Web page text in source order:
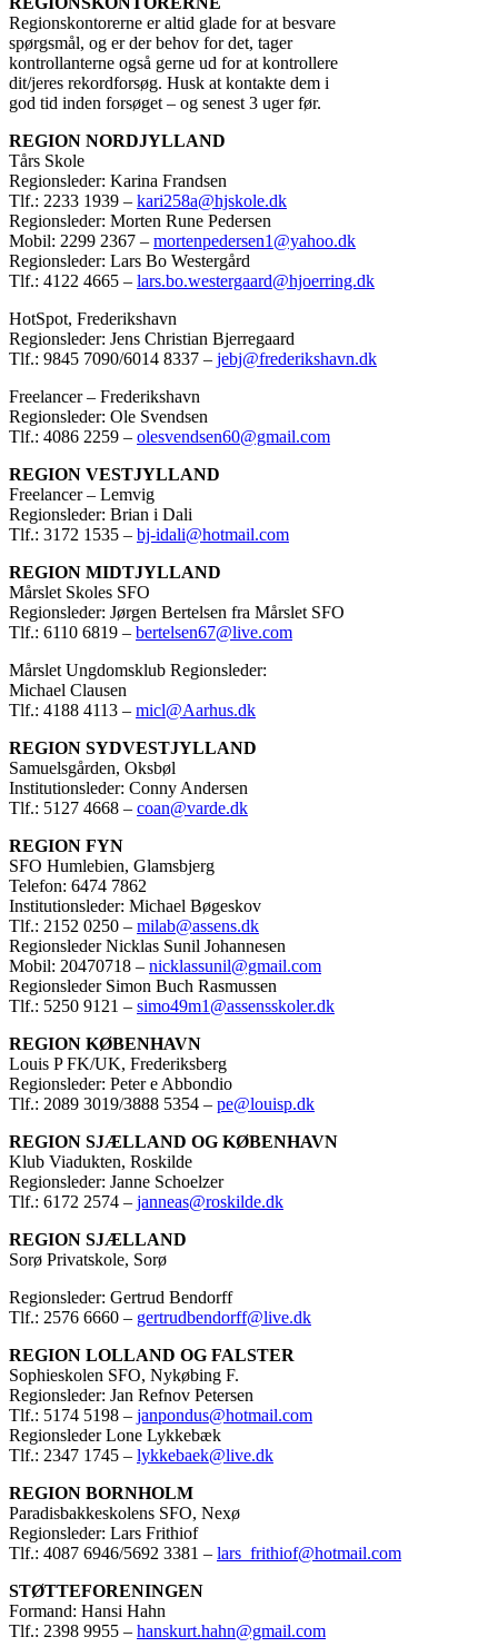
Regionskontorerne er altid glade for at besvare
spørgsmål, og er der behov for det, tager
kontrollanterne også gerne ud for at kontrollere
dit/jeres rekordforsøg. Husk at kontakte dem i
god tid inden forsøget – og senest 3 uger før.
REGION NORDJYLLAND
Tårs Skole
Regionsleder: Karina Frandsen
Tlf.: 2233 1939 – kari258a@hjskole.dk
Regionsleder: Morten Rune Pedersen
Mobil: 2299 2367 – mortenpedersen1@yahoo.dk
Regionsleder: Lars Bo Westergård
Tlf.: 4122 4665 – lars.bo.westergaard@hjoerring.dk
HotSpot, Frederikshavn
Regionsleder: Jens Christian Bjerregaard
Tlf.: 9845 7090/6014 8337 – jebj@frederikshavn.dk
Freelancer – Frederikshavn
Regionsleder: Ole Svendsen
Tlf.: 4086 2259 – olesvendsen60@gmail.com
REGION VESTJYLLAND
Freelancer – Lemvig
Regionsleder: Brian i Dali
Tlf.: 3172 1535 – bj-idali@hotmail.com
REGION MIDTJYLLAND
Mårslet Skoles SFO
Regionsleder: Jørgen Bertelsen fra Mårslet SFO
Tlf.: 6110 6819 – bertelsen67@live.com
Mårslet Ungdomsklub Regionsleder:
Michael Clausen
Tlf.: 4188 4113 – micl@Aarhus.dk
REGION SYDVESTJYLLAND
Samuelsgården, Oksbøl
Institutionsleder: Conny Andersen
Tlf.: 5127 4668 – coan@varde.dk
REGION FYN
SFO Humlebien, Glamsbjerg
Telefon: 6474 7862
Institutionsleder: Michael Bøgeskov
Tlf.: 2152 0250 – milab@assens.dk
Regionsleder Nicklas Sunil Johannesen
Mobil: 20470718 – nicklassunil@gmail.com
Regionsleder Simon Buch Rasmussen
Tlf.: 5250 9121 – simo49m1@assensskoler.dk
REGION KØBENHAVN
Louis P FK/UK, Frederiksberg
Regionsleder: Peter e Abbondio
Tlf.: 2089 3019/3888 5354 – pe@louisp.dk
REGION SJÆLLAND OG KØBENHAVN
Klub Viadukten, Roskilde
Regionsleder: Janne Schoelzer
Tlf.: 6172 2574 – janneas@roskilde.dk
REGION SJÆLLAND
Sorø Privatskole, Sorø
Regionsleder: Gertrud Bendorff
Tlf.: 2576 6660 – gertrudbendorff@live.dk
REGION LOLLAND OG FALSTER
Sophieskolen SFO, Nykøbing F.
Regionsleder: Jan Refnov Petersen
Tlf.: 5174 5198 – janpondus@hotmail.com
Regionsleder Lone Lykkebæk
Tlf.: 2347 1745 – lykkebaek@live.dk
REGION BORNHOLM
Paradisbakkeskolens SFO, Nexø
Regionsleder: Lars Frithiof
Tlf.: 4087 6946/5692 3381 – lars_frithiof@hotmail.com
STØTTEFORENINGEN
Formand: Hansi Hahn
Tlf.: 2398 9955 – hanskurt.hahn@gmail.com